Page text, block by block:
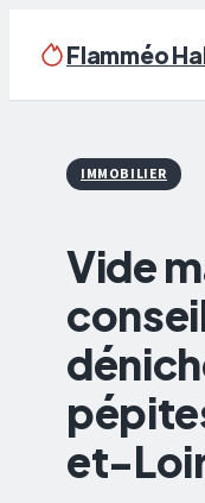
Flamméo
Écologie & Énergie
Bricolage
Immobilier
Déco
IMMOBILIER
Vide
et-